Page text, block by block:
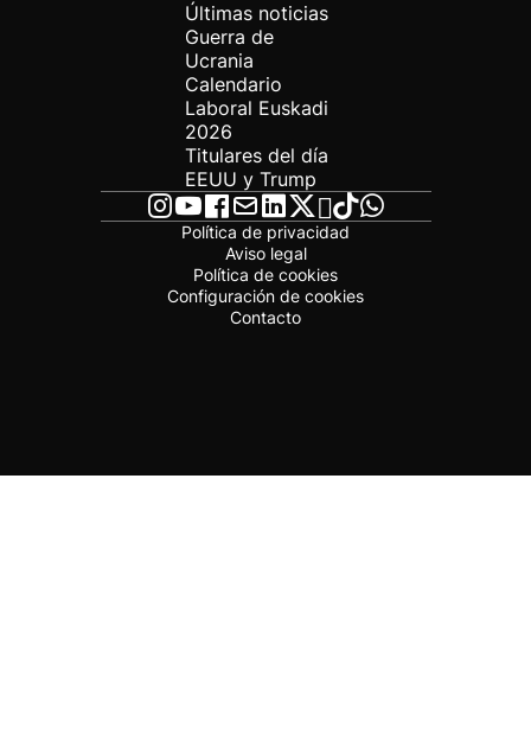
Últimas noticias
Guerra de
Ucrania
Calendario
Laboral Euskadi
2026
Titulares del día
EEUU y Trump
Política de privacidad
Aviso legal
Política de cookies
Configuración de cookies
Contacto